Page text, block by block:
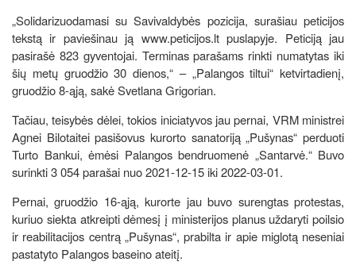
„Solidarizuodamasi su Savivaldybės pozicija, surašiau peticijos
tekstą ir paviešinau ją www.peticijos.lt puslapyje. Peticiją jau
pasirašė 823 gyventojai. Terminas parašams rinkti numatytas iki
šių metų gruodžio 30 dienos,“ – „Palangos tiltui“ ketvirtadienį,
gruodžio 8-ąją, sakė Svetlana Grigorian.
Tačiau, teisybės dėlei, tokios iniciatyvos jau pernai, VRM ministrei
Agnei Bilotaitei pasišovus kurorto sanatoriją „Pušynas“ perduoti
Turto Bankui, ėmėsi Palangos bendruomenė „Santarvė.“ Buvo
surinkti 3 054 parašai nuo 2021-12-15 iki 2022-03-01.
Pernai, gruodžio 16-ąją, kurorte jau buvo surengtas protestas,
kuriuo siekta atkreipti dėmesį į ministerijos planus uždaryti poilsio
ir reabilitacijos centrą „Pušynas“, prabilta ir apie miglotą neseniai
pastatyto Palangos baseino ateitį.